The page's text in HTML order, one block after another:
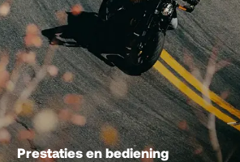
Prestaties en bediening